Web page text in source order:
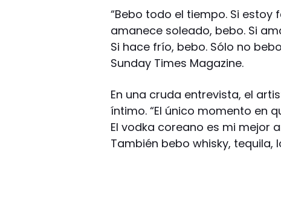
“Bebo todo el tiempo. Si estoy
amanece soleado, bebo. Si
Si hace frío, bebo. Sólo no
Sunday Times Magazine.
En una cruda entrevista, el
íntimo. “El único momento en
El vodka coreano es mi mejor
También bebo whisky, tequila,